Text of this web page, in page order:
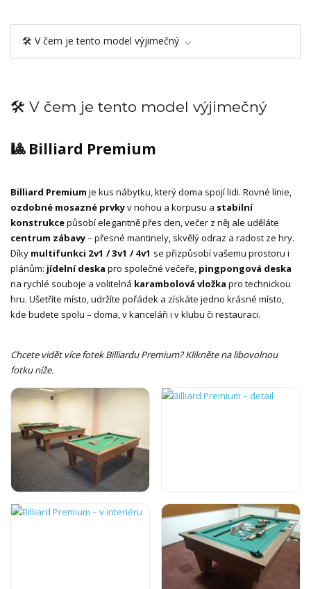
🛠️ V čem je tento model výjimečný
🛠️ V čem je tento model výjimečný
🎱 Billiard Premium
Billiard Premium je kus nábytku, který doma spojí lidi. Rovné linie,
ozdobné mosazné prvkyv nohou a korpusu a stabilní
konstrukcepůsobí elegantně přes den, večer z něj ale uděláte
centrum zábavy– přesné mantinely, skvělý odraz a radost ze hry.
Díky multifunkci 2v1 / 3v1 / 4v1 se přizpůsobí vašemu prostoru i
plánům: jídelní deska pro společné večeře, pingpongová deska
na rychlé souboje a volitelná karambolová vložka pro technickou
hru. Ušetříte místo, udržíte pořádek a získáte jedno krásné místo,
kde budete spolu – doma, v kanceláři i v klubu či restauraci.
Chcete vidět více fotek Billiardu Premium? Klikněte na libovolnou
fotku níže.